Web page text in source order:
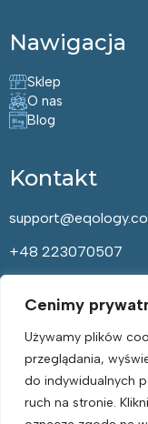
Cenimy
Używamy plików
przeglądania,
do indywidualnych
ruch na stronie.
Nawigacja
Sklep
O nas
Blog
Kontakt
+48 223070507
Bądź
Naszego
Email
Rodo
Przeczytałam(-em) i